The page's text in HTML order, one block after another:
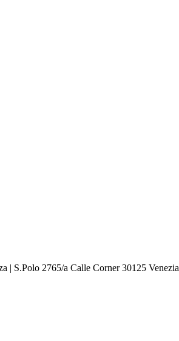
| S.Polo 2765/a Calle Corner 30125 Venezia